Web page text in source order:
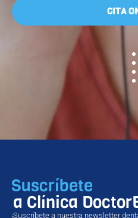
CITA
Suscríbete
a Clínica
¡Suscríbete a nuestra newsletter